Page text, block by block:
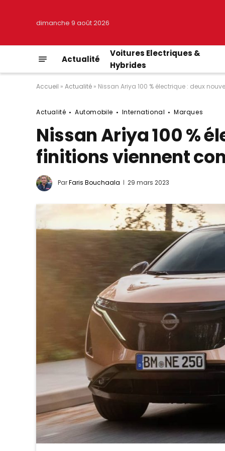
dimanche 9 août 2026
Actualité
Voitures Electriques &
Hybrides
Accueil » Actualité » Nissan Ariya 100 % électrique : deux
Actualité Automobile International Marques
Nissan Ariya 100 %
finitions viennent
ParFaris Bouchaala 29 mars 2023